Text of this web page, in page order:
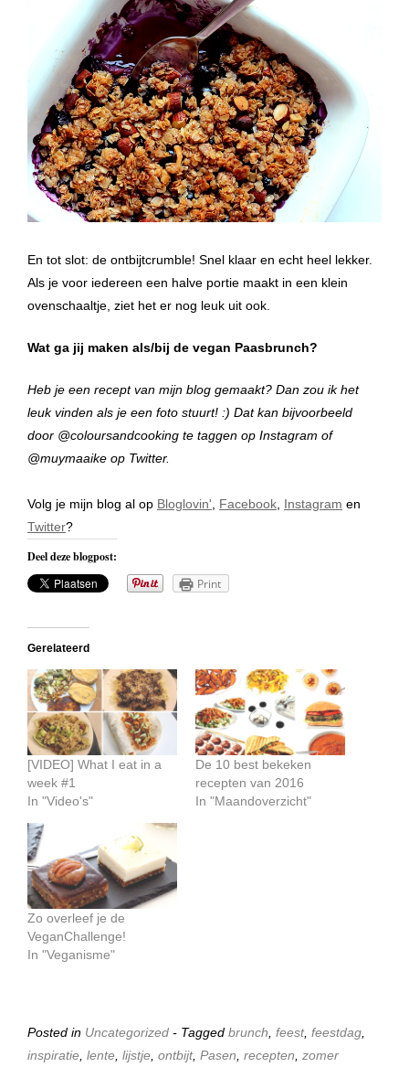
En tot slot: de ontbijtcrumble! Snel klaar en echt heel lekker.
Als je voor iedereen een halve portie maakt in een klein
ovenschaaltje, ziet het er nog leuk uit ook.
Wat ga jij maken als/bij de vegan Paasbrunch?
Heb je een recept van mijn blog gemaakt? Dan zou ik het
leuk vinden als je een foto stuurt! :) Dat kan bijvoorbeeld
door @coloursandcooking te taggen op Instagram of
@muymaaike op Twitter.
Volg je mijn blog al op Bloglovin', Facebook, Instagram en
Twitter?
Deel deze blogpost:
Print
Gerelateerd
[VIDEO] What I eat in a
week #1
In "Video's"
De 10 best bekeken
recepten van 2016
In "Maandoverzicht"
Zo overleef je de
VeganChallenge!
In "Veganisme"
Posted in Uncategorized - Tagged brunch feest, feestdag
inspiratie lente lijstje ontbijt, Pasen recepten zomer